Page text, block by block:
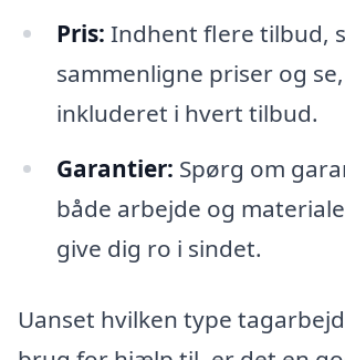
Pris: Indhent flere tilbud,
sammenligne priser og
inkluderet i hvert tilbud.
Garantier: Spørg om
både arbejde og
give dig ro i sindet.
Uanset hvilken type